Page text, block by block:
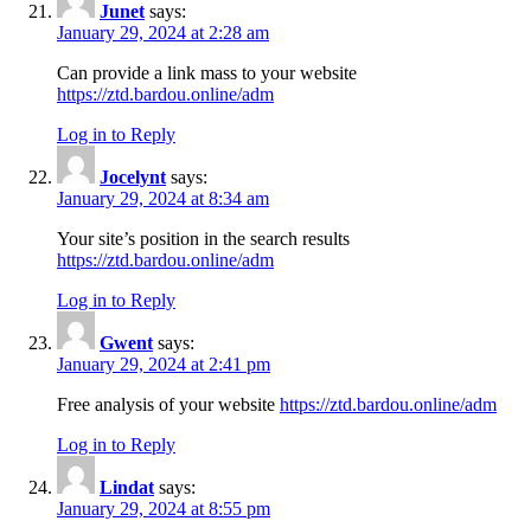
Junet says:
January 29, 2024 at 2:28 am
Can provide a link mass to your website
https://ztd.bardou.online/adm
Log in to Reply
Jocelynt says:
January 29, 2024 at 8:34 am
Your site’s position in the search results
https://ztd.bardou.online/adm
Log in to Reply
Gwent says:
January 29, 2024 at 2:41 pm
Free analysis of your website https://ztd.bardou.online/adm
Log in to Reply
Lindat says:
January 29, 2024 at 8:55 pm